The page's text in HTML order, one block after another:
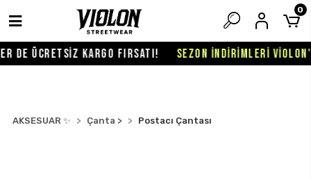
ÜCRETSİZ KARGO FIRSATI! SEZON İNDİRİMLERİ
0
AKSESUAR ✨ Çanta > Postacı Çantası